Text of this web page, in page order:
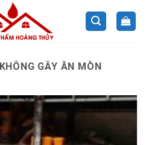
KHÔNG GÂY ĂN MÒN